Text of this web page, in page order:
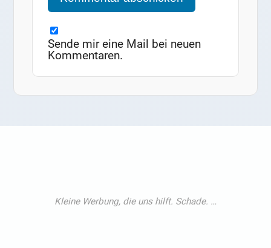
Sende mir eine Mail bei neuen
Kommentaren.